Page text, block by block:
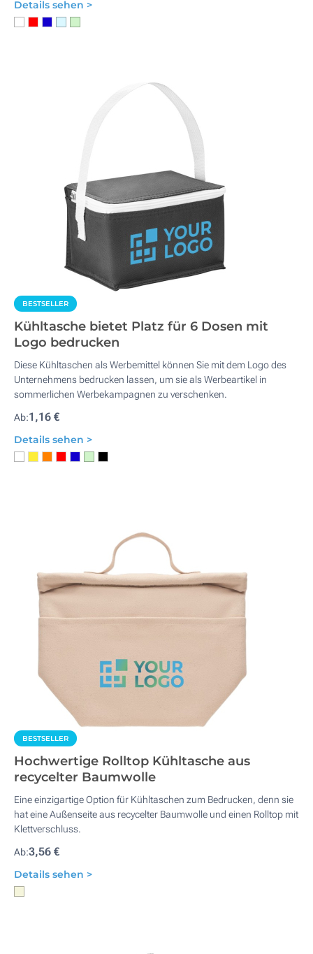
Details sehen >
BESTSELLER
Kühltasche bietet Platz für 6 Dosen mit
Logo bedrucken
Diese Kühltaschen als Werbemittel können Sie mit dem Logo des
Unternehmens bedrucken lassen, um sie als Werbeartikel in
sommerlichen Werbekampagnen zu verschenken.
Ab:1,16 €
Details sehen >
BESTSELLER
Hochwertige Rolltop Kühltasche aus
recycelter Baumwolle
Eine einzigartige Option für Kühltaschen zum Bedrucken, denn sie
hat eine Außenseite aus recycelter Baumwolle und einen Rolltop mit
Klettverschluss.
Ab:3,56 €
Details sehen >